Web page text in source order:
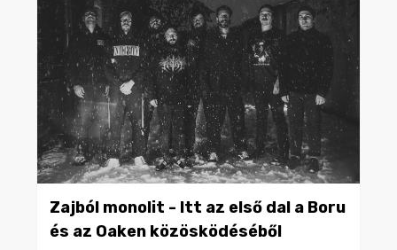
Zajból monolit - Itt az első dal a Boru
és az Oaken közösködéséből